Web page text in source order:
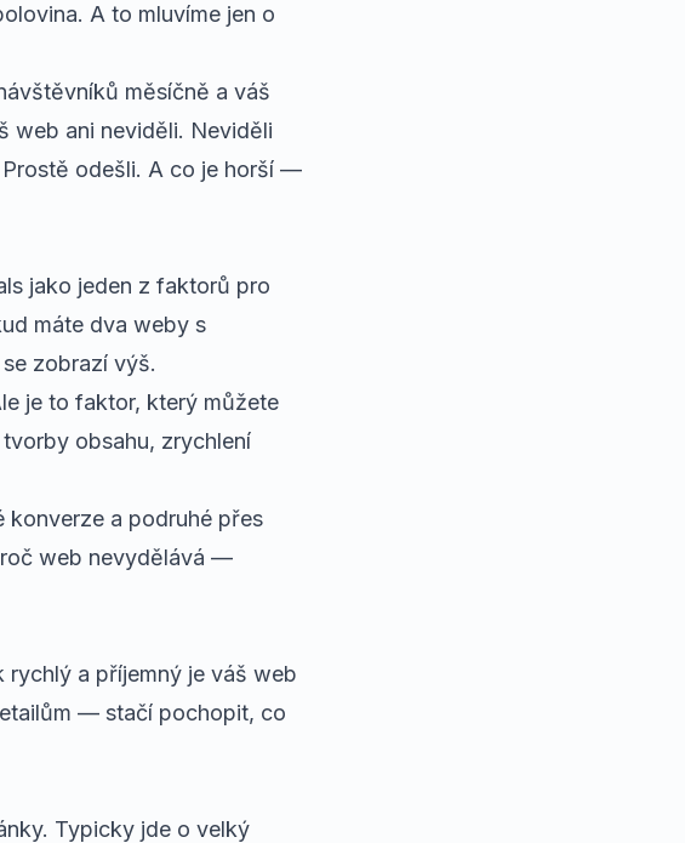
A to mluvíme jen o
měsíčně a váš
web ani neviděli. Neviděli
odešli. A co je horší —
jako jeden z faktorů pro
máte dva weby s
zobrazí výš.
je to faktor, který můžete
obsahu, zrychlení
konverze a podruhé přes
web nevydělává —
rychlý a příjemný je váš web
— stačí pochopit, co
Typicky jde o velký